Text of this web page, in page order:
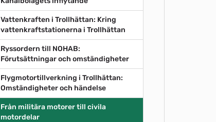
Vattenkraften i Trollhättan: Kring
vattenkraftstationerna i Trollhättan
Ryssordern till NOHAB:
Förutsättningar och omständigheter
Flygmotortillverkning i Trollhättan:
Omständigheter och händelse
Från militära motorer till civila
motordelar